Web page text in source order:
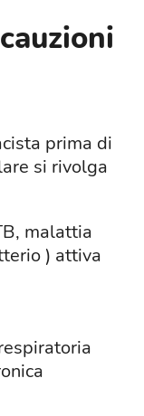
prima di
si rivolga
malattia
) attiva